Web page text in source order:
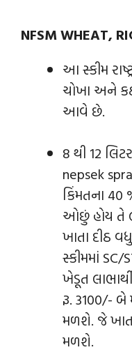
NFSM WHEAT,
આ સ્કીમ
ચોખા અને
આવે છે.
8 થી 12
nepsek
કિંમતના
ઓછું હોય તે
ખાતા દીઠ
સ્કીમમાં
ખેડૂત
રૂ. 3100/-
મળશે. જે
મળશે.